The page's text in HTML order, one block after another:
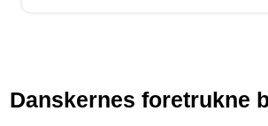
Danskernes foretrukne